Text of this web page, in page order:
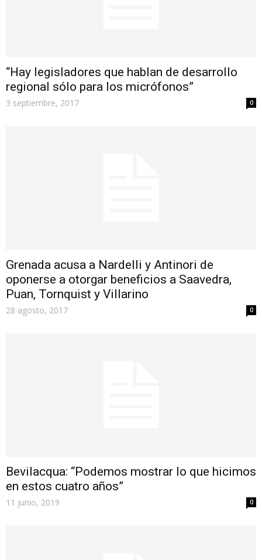
“Hay legisladores que hablan de desarrollo
regional sólo para los micrófonos”
3 septiembre, 2017 0
Grenada acusa a Nardelli y Antinori de
oponerse a otorgar beneficios a Saavedra,
Puan, Tornquist y Villarino
28 agosto, 2017 0
Bevilacqua: “Podemos mostrar lo que hicimos
en estos cuatro años”
11 junio, 2019 0